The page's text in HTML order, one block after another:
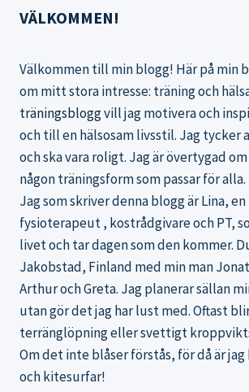
VÄLKOMMEN!
Välkommen till min blogg! Här på min
om mitt stora intresse: träning och
träningsbloggvill jag motivera och
och till en hälsosam livsstil. Jag tycker
och ska vara roligt. Jag är övertygad
någon träningsform som passar för alla.
Jag som skriver denna blogg är Lina,
fysioterapeut , kostrådgivare och PT,
livet och tar dagen som den kommer.
Jakobstad, Finland med min man
Arthur och Greta. Jag planerar sällan
utan gör det jag har lust med. Oftast
terränglöpning eller svettigt
Om det inte blåser förstås, för då är
och kitesurfar!